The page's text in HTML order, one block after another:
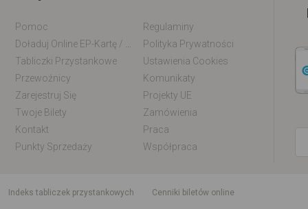
Pomoc
Regulaminy
Polityka Prywatności
Tabliczki Przystankowe
Ustawienia Cookies
Przewoźnicy
Komunikaty
Zarejestruj Się
Projekty UE
Twoje Bilety
Zamówienia
Kontakt
Praca
Punkty Sprzedaży
Współpraca
indeks tabliczek przystankowych
Cenniki biletów online